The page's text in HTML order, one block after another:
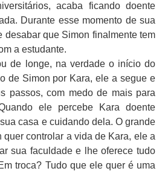
acaba ficando doente
Durante esse momento de sua
desabar que Simon finalmente tem
a estudante.
de longe, na verdade o início do
de Simon por Kara, ele a segue e
passos, com medo de mais para
ele percebe Kara doente
casa e cuidando dela. O grande
quer controlar a vida de Kara, ele a
sua faculdade e lhe oferece tudo
troca? Tudo que ele quer é uma